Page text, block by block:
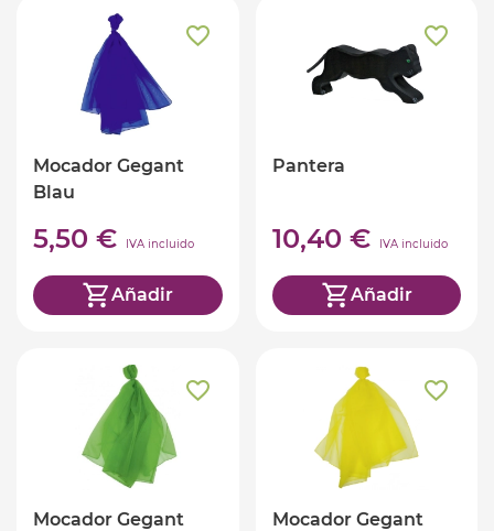
Mocador Gegant
Blau
5,50 € IVA incluido
Añadir
Pantera
10,40 € IVA incluido
Añadir
Mocador Gegant
Mocador Gegant